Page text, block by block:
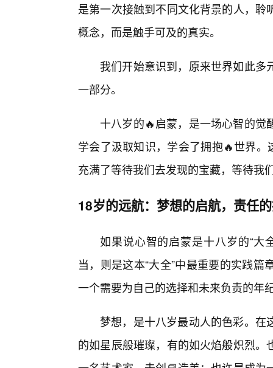
是第一次接触到不同文化背景的人，
概念，而是触手可及的真实。
我们开始意识到，原来世界如此
一部分。
十八岁的🔥启蒙，是一场心智的
学会了汲取知识，学会了拥抱🔥世界。
充满了等待我们去发现的宝藏，等待我
18岁的远航：梦想的启航，责任
如果说心智的启蒙是十八岁的“大
当，则是这本“大全”中最重要的实践
一个需要为自己的选择和未来负责的年
梦想，是十八岁最动人的色彩。在
的如星辰般璀璨，有的如火焰般炽烈